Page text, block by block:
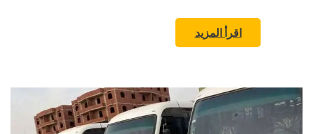
اقرأ المزيد